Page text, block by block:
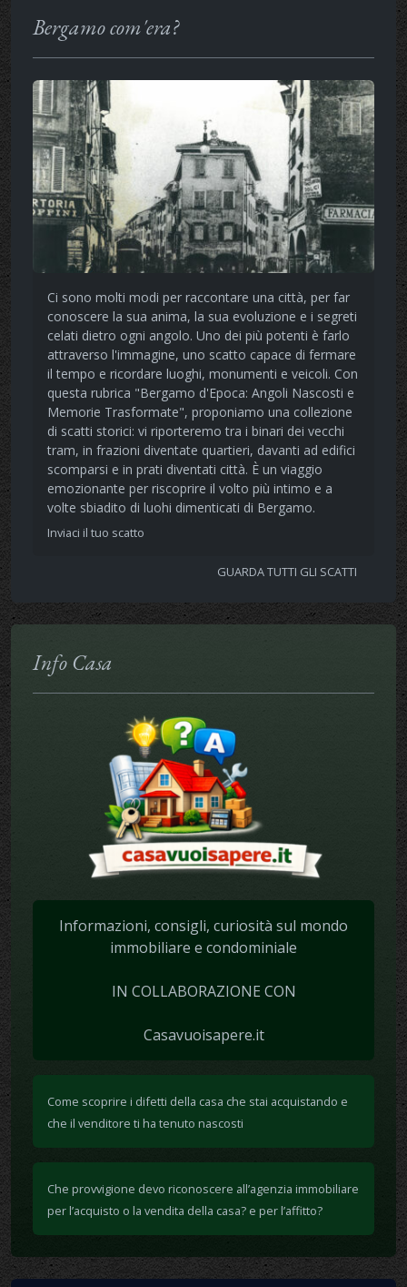
Bergamo com'era?
Ci sono molti modi per raccontare una città, per far
conoscere la sua anima, la sua evoluzione e i segreti
celati dietro ogni angolo. Uno dei più potenti è farlo
attraverso l'immagine, uno scatto capace di fermare
il tempo e ricordare luoghi, monumenti e veicoli. Con
questa rubrica "Bergamo d'Epoca: Angoli Nascosti e
Memorie Trasformate", proponiamo una collezione
di scatti storici: vi riporteremo tra i binari dei vecchi
tram, in frazioni diventate quartieri, davanti ad edifici
scomparsi e in prati diventati città. È un viaggio
emozionante per riscoprire il volto più intimo e a
volte sbiadito di luohi dimenticati di Bergamo.
Inviaci il tuo scatto
GUARDA TUTTI GLI SCATTI
Info Casa
Informazioni, consigli, curiosità sul mondo
immobiliare e condominiale
IN COLLABORAZIONE CON
Casavuoisapere.it
Come scoprire i difetti della casa che stai acquistando e
che il venditore ti ha tenuto nascosti
Che provvigione devo riconoscere all’agenzia immobiliare
per l’acquisto o la vendita della casa? e per l’affitto?